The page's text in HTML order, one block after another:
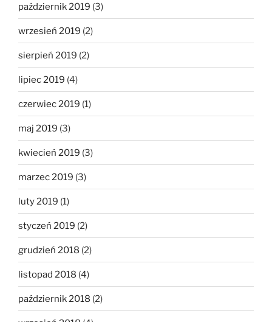
październik 2019 (3)
wrzesień 2019 (2)
sierpień 2019 (2)
lipiec 2019 (4)
czerwiec 2019 (1)
maj 2019 (3)
kwiecień 2019 (3)
marzec 2019 (3)
luty 2019 (1)
styczeń 2019 (2)
grudzień 2018 (2)
listopad 2018 (4)
październik 2018 (2)